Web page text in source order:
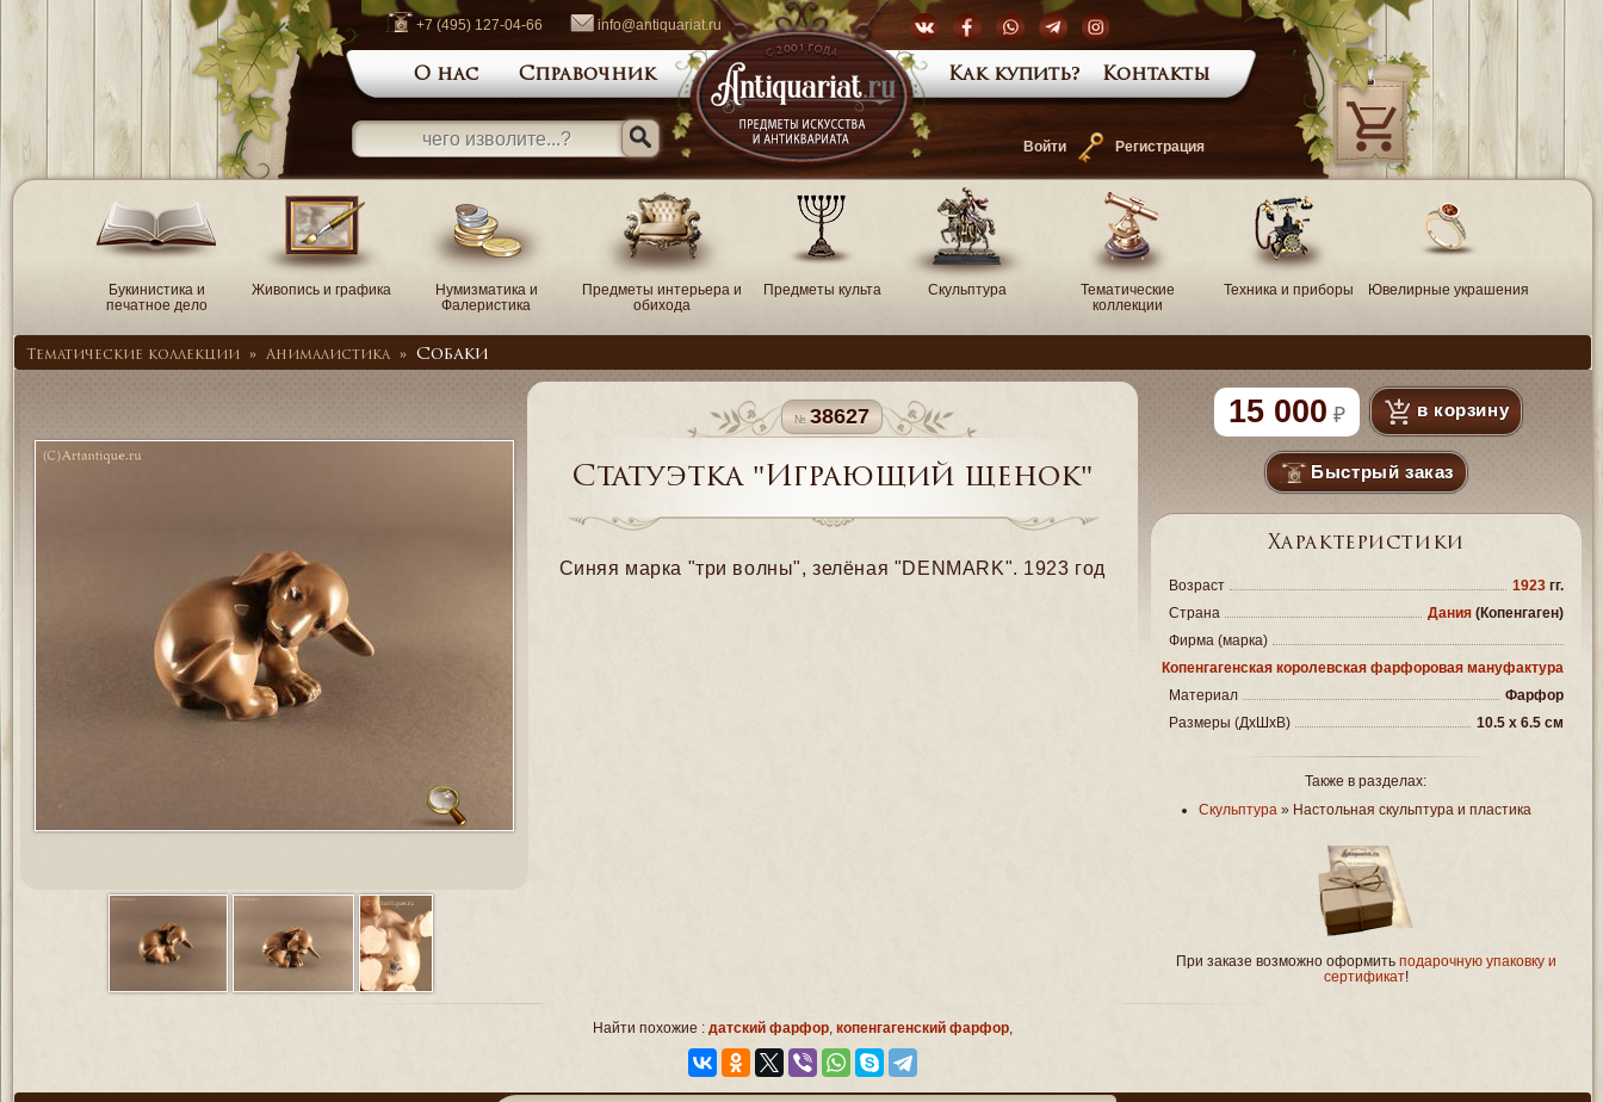
+7 (495) 127-04-66 info@antiquariat.ru
Войти Регистрация
О нас Справочник Как купить? Контакты
—
Букинистика и
печатное дело
Живопись и графика
Нумизматика и
Фалеристика
Предметы интерьера и
обихода
Предметы культа Скульптура
Тематические
коллекции
Техника и приборы Ювелирные украшения
Тематические коллекции » Анималистика » Собаки
38627
Статуэтка "Играющий щенок"
Синяя марка "три волны", зелёная "DENMARK". 1923 год
15 000 в корзину
Быстрый заказ
Характеристики
Возраст 1923 гг.
Страна
Дания (Копенгаген)
Фирма (марка)
Копенгагенская королевская фарфоровая мануфактура
Материал
Фарфор
Размеры (ДxШxВ)
10.5 x 6.5 см
Также в разделах:
Скульптура » Настольная скульптура и пластика
При заказе возможно оформить подарочную упаковку и
сертификат!
Найти похожие : датский фарфор копенгагенский фарфор